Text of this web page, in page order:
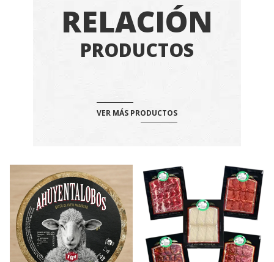
RELACIÓN
PRODUCTOS
VER MÁS PRODUCTOS